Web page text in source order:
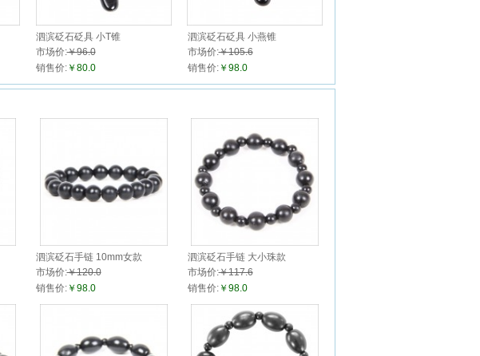
泗滨砭石砭具 小T锥
市场价:￥96.0
销售价:￥80.0
泗滨砭石砭具 小燕锥
市场价:￥105.6
销售价:￥98.0
泗滨砭石手链 10mm女款
市场价:￥120.0
销售价:￥98.0
泗滨砭石手链 大小珠款
市场价:￥117.6
销售价:￥98.0